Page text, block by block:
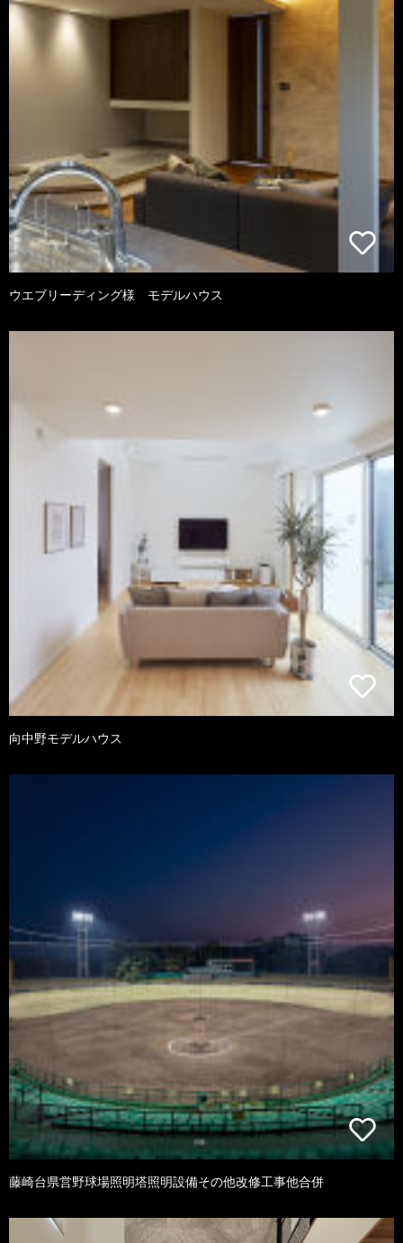
ウエブリーディング様 モデルハウス
向中野モデルハウス
藤崎台県営野球場照明塔照明設備その他改修工事他合併